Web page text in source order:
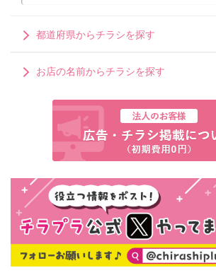
都道府県からチラシを探す
お店の名前からチラシを探す